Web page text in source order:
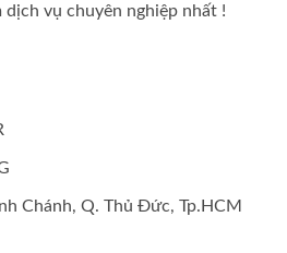
vụ chuyên nghiệp nhất !
Chánh, Q. Thủ Đức, Tp.HCM